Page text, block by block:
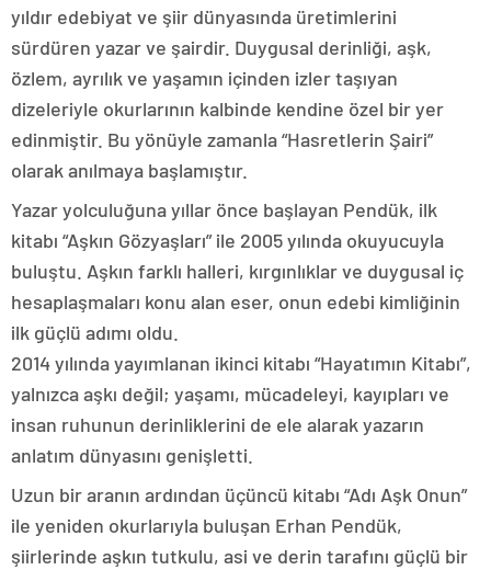
yıldır edebiyat ve şiir dünyasında üretimlerini
sürdüren yazar ve şairdir. Duygusal derinliği, aşk,
özlem, ayrılık ve yaşamın içinden izler taşıyan
dizeleriyle okurlarının kalbinde kendine özel bir yer
edinmiştir. Bu yönüyle zamanla “Hasretlerin Şairi”
olarak anılmaya başlamıştır.
Yazar yolculuğuna yıllar önce başlayan Pendük, ilk
kitabı “Aşkın Gözyaşları” ile 2005 yılında okuyucuyla
buluştu. Aşkın farklı halleri, kırgınlıklar ve duygusal iç
hesaplaşmaları konu alan eser, onun edebi kimliğinin
ilk güçlü adımı oldu.
2014 yılında yayımlanan ikinci kitabı “Hayatımın Kitabı”,
yalnızca aşkı değil; yaşamı, mücadeleyi, kayıpları ve
insan ruhunun derinliklerini de ele alarak yazarın
anlatım dünyasını genişletti.
Uzun bir aranın ardından üçüncü kitabı “Adı Aşk Onun”
ile yeniden okurlarıyla buluşan Erhan Pendük,
şiirlerinde aşkın tutkulu, asi ve derin tarafını güçlü bir